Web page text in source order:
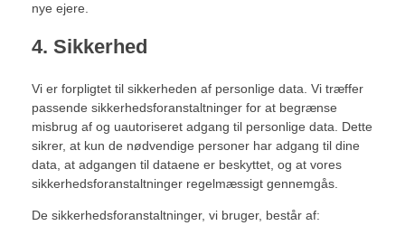
nye ejere.
4. Sikkerhed
Vi er forpligtet til sikkerheden af ​​personlige data. Vi træffer
passende sikkerhedsforanstaltninger for at begrænse
misbrug af og uautoriseret adgang til personlige data. Dette
sikrer, at kun de nødvendige personer har adgang til dine
data, at adgangen til dataene er beskyttet, og at vores
sikkerhedsforanstaltninger regelmæssigt gennemgås.
De sikkerhedsforanstaltninger, vi bruger, består af: